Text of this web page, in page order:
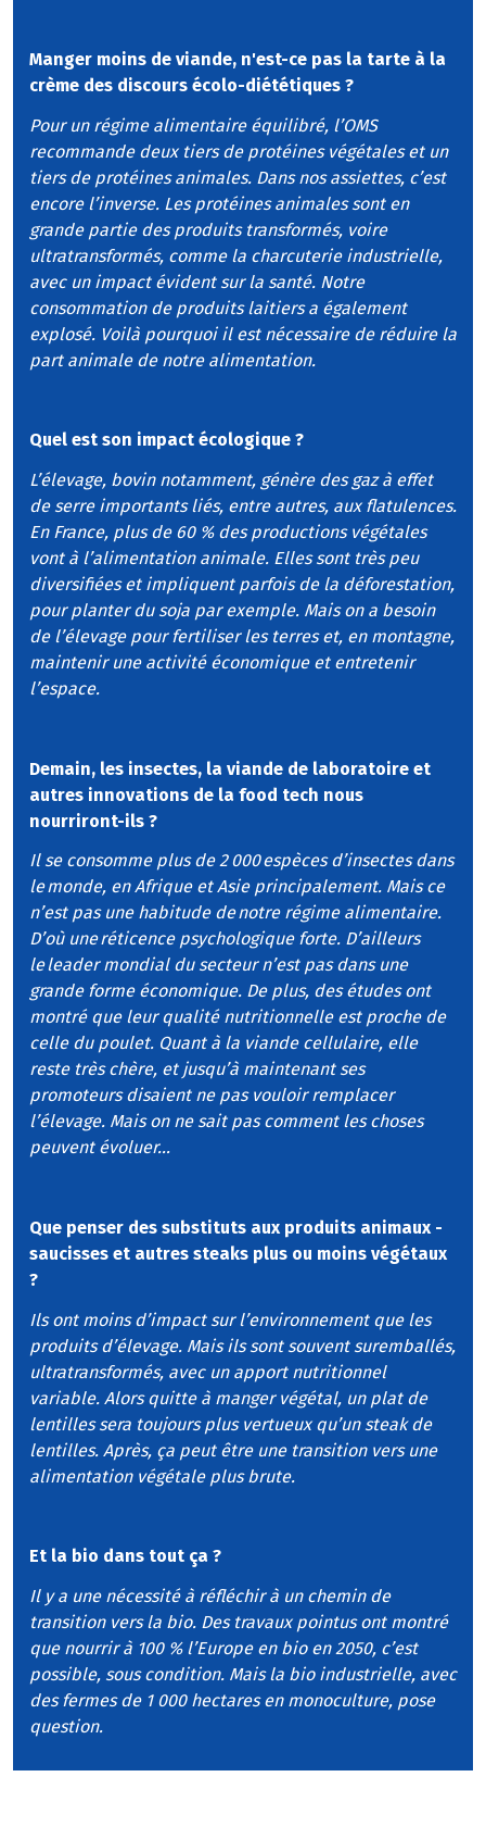
Manger moins de viande, n'est-ce pas la tarte à la
crème des discours écolo-diététiques ?
Pour un régime alimentaire équilibré, l’OMS
recommande deux tiers de protéines végétales et un
tiers de protéines animales. Dans nos assiettes, c’est
encore l’inverse. Les protéines animales sont en
grande partie des produits transformés, voire
ultratransformés, comme la charcuterie industrielle,
avec un impact évident sur la santé. Notre
consommation de produits laitiers a également
explosé. Voilà pourquoi il est nécessaire de réduire la
part animale de notre alimentation.
Quel est son impact écologique ?
L’élevage, bovin notamment, génère des gaz à effet
de serre importants liés, entre autres, aux flatulences.
En France, plus de 60 % des productions végétales
vont à l’alimentation animale. Elles sont très peu
diversifiées et impliquent parfois de la déforestation,
pour planter du soja par exemple. Mais on a besoin
de l’élevage pour fertiliser les terres et, en montagne,
maintenir une activité économique et entretenir
l’espace.
Demain, les insectes, la viande de laboratoire et
autres innovations de la food tech nous
nourriront-ils ?
Il se consomme plus de 2 000 espèces d’insectes dans
le monde, en Afrique et Asie principalement. Mais ce
n’est pas une habitude de notre régime alimentaire.
D’où une réticence psychologique forte. D’ailleurs
le leader mondial du secteur n’est pas dans une
grande forme économique. De plus, des études ont
montré que leur qualité nutritionnelle est proche de
celle du poulet. Quant à la viande cellulaire, elle
reste très chère, et jusqu’à maintenant ses
promoteurs disaient ne pas vouloir remplacer
l’élevage. Mais on ne sait pas comment les choses
peuvent évoluer…
Que penser des substituts aux produits animaux -
saucisses et autres steaks plus ou moins végétaux
?
Ils ont moins d’impact sur l’environnement que les
produits d’élevage. Mais ils sont souvent suremballés,
ultratransformés, avec un apport nutritionnel
variable. Alors quitte à manger végétal, un plat de
lentilles sera toujours plus vertueux qu’un steak de
lentilles. Après, ça peut être une transition vers une
alimentation végétale plus brute.
Et la bio dans tout ça ?
Il y a une nécessité à réfléchir à un chemin de
transition vers la bio. Des travaux pointus ont montré
que nourrir à 100 % l’Europe en bio en 2050, c’est
possible, sous condition. Mais la bio industrielle, avec
des fermes de 1 000 hectares en monoculture, pose
question.